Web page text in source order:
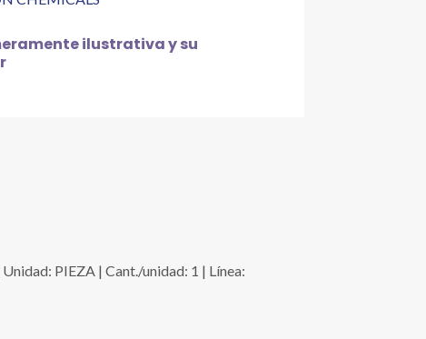
ilustrativa y su
PIEZA | Cant./unidad: 1 | Línea: